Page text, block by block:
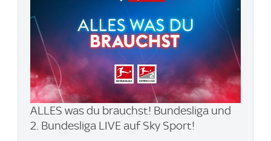
ALLES was du brauchst! Bundesliga und
2. Bundesliga LIVE auf Sky Sport!